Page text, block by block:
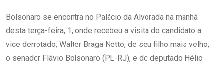
Bolsonaro se encontra no Palácio da Alvorada na manhã
desta terça-feira, 1, onde recebeu a visita do candidato a
vice derrotado, Walter Braga Netto, de seu filho mais velho,
o senador Flávio Bolsonaro (PL-RJ), e do deputado Hélio